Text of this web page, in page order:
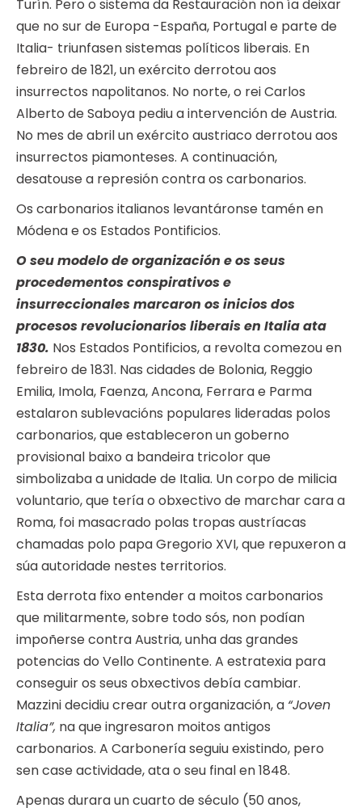
Turín. Pero o sistema da Restauración non ía deixar
que no sur de Europa -España, Portugal e parte de
Italia- triunfasen sistemas políticos liberais. En
febreiro de 1821, un exército derrotou aos
insurrectos napolitanos. No norte, o rei Carlos
Alberto de Saboya pediu a intervención de Austria.
No mes de abril un exército austriaco derrotou aos
insurrectos piamonteses. A continuación,
desatouse a represión contra os carbonarios.
Os carbonarios italianos levantáronse tamén en
Módena e os Estados Pontificios.
O seu modelo de organización e os seus
procedementos conspirativos e
insurreccionales marcaron os inicios dos
procesos revolucionarios liberais en Italia ata
1830. Nos Estados Pontificios, a revolta comezou en
febreiro de 1831. Nas cidades de Bolonia, Reggio
Emilia, Imola, Faenza, Ancona, Ferrara e Parma
estalaron sublevacións populares lideradas polos
carbonarios, que estableceron un goberno
provisional baixo a bandeira tricolor que
simbolizaba a unidade de Italia. Un corpo de milicia
voluntario, que tería o obxectivo de marchar cara a
Roma, foi masacrado polas tropas austríacas
chamadas polo papa Gregorio XVI, que repuxeron a
súa autoridade nestes territorios.
Esta derrota fixo entender a moitos carbonarios
que militarmente, sobre todo sós, non podían
impoñerse contra Austria, unha das grandes
potencias do Vello Continente. A estratexia para
conseguir os seus obxectivos debía cambiar.
Mazzini decidiu crear outra organización, a “Joven
Italia”, na que ingresaron moitos antigos
carbonarios. A Carbonería seguiu existindo, pero
sen case actividade, ata o seu final en 1848.
Apenas durara un cuarto de século (50 anos,